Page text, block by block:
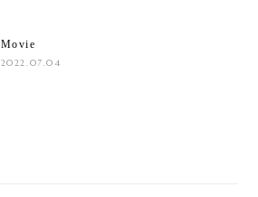
Movie
2022.07.04